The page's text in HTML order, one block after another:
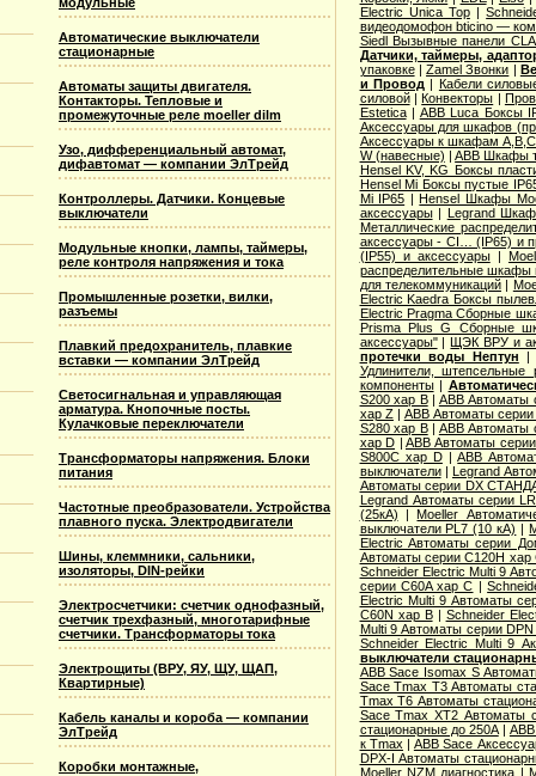
Автоматические выключатели
стационарные
Автоматы защиты двигателя.
Контакторы. Тепловые и
промежуточные реле moeller dilm
Узо, дифференциальный автомат,
дифавтомат — компании ЭлТрейд
Контроллеры. Датчики. Концевые
выключатели
Модульные кнопки, лампы, таймеры,
реле контроля напряжения и тока
Промышленные розетки, вилки,
разъемы
Плавкий предохранитель, плавкие
вставки — компании ЭлТрейд
Светосигнальная и управляющая
арматура. Кнопочные посты.
Кулачковые переключатели
Трансформаторы напряжения. Блоки
питания
Частотные преобразователи. Устройства
плавного пуска. Электродвигатели
Шины, клеммники, сальники,
изоляторы, DIN-рейки
Электросчетчики: счетчик однофазный,
счетчик трехфазный, многотарифные
счетчики. Трансформаторы тока
Электрощиты (ВРУ, ЯУ, ЩУ, ЩАП,
Квартирные)
Кабель каналы и короба — компании
ЭлТрейд
Коробки монтажные,
Electric Unica Top|
видеодомофон bticino —
Siedl Вызывные панели
Датчики, таймеры,
упаковке|Zamel Звонки |
и Провод | Кабели
силовой|Конвекторы |
Estetica| ABB Luca Боксы
Аксессуары для шкафов
Аксессуары к шкафам
W (навесные) |ABB Шкафы
Hensel KV, KG Боксы
Hensel Mi Боксы пустые
Mi IP65 |Hensel Шкафы
аксессуары| Legrand
Металлические
аксессуары - CI… (IP65) и
(IP55) и аксессуары|
распределительные
для телекоммуникаций|
Electric Kaedra Боксы
Electric Pragma Сборные
Prisma Plus G Сборные
аксессуары"|ЩЭК ВРУ и
протечки воды Нептун
Удлинители, штепсельные
компоненты|
S200 хар B| ABB Автоматы
хар Z| ABB Автоматы
S280 хар B| ABB Автоматы
хар D | ABB Автоматы
S800C хар D|ABB
выключатели| Legrand
Автоматы серии DX
Legrand Автоматы серии
(25кА) |Moeller
выключатели PL7 (10 кА) |
Electric Aвтоматы серии
Автоматы серии C120H хар
Schneider Electric Multi 9
серии C60A хар C |
Electric Multi 9 Автоматы
C60N хар B| Schneider
Multi 9 Автоматы серии
Schneider Electric Multi 9
выключатели
ABB Sace Isomax S
Sace Tmax T3 Автоматы
Tmax T6 Автоматы
Sace Tmax XT2 Автоматы
стационарные до 250А|
к Tmax | ABB Sace
DPX-I Автоматы
Moeller NZM диагностика |